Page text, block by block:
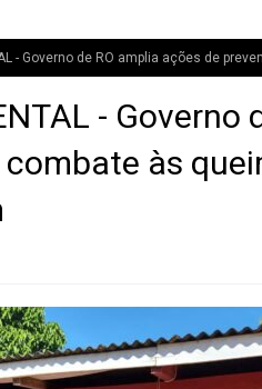
- Governo de RO amplia ações de
- Governo
às